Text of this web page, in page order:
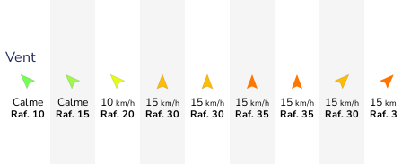
Vent
Calme
Raf. 10
Calme
Raf. 15
10 km/h
Raf. 20
15 km/h
Raf. 30
15 km/h
Raf. 30
15 km/h
Raf. 35
15 km/h
Raf. 35
15 km/h
Raf. 30
15 km/
Raf.